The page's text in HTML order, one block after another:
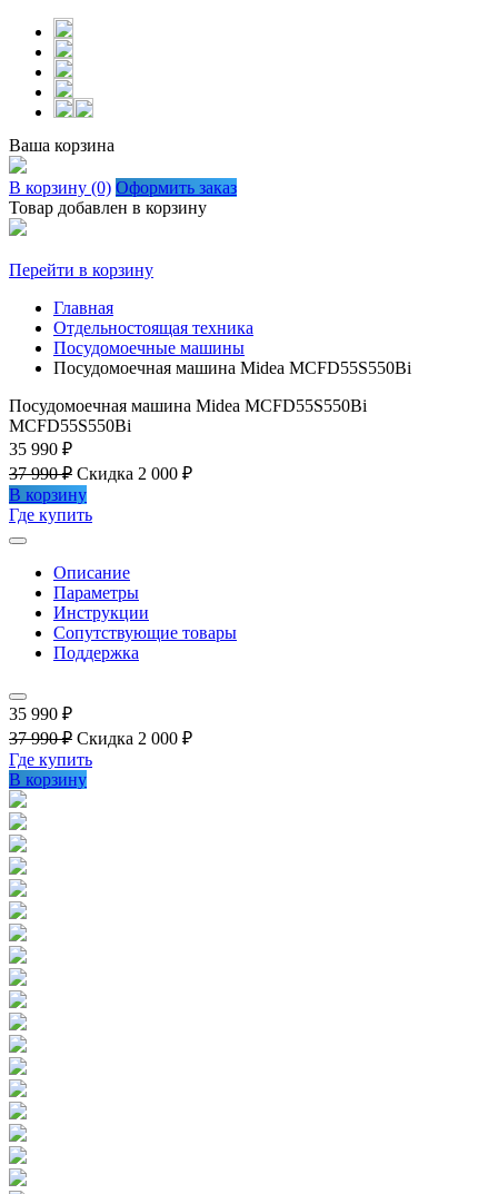
Ваша корзина
В корзину (0) Оформить заказ
Товар добавлен в корзину
Перейти в корзину
Главная
Отдельностоящая техника
Посудомоечные машины
Посудомоечная машина Midea MCFD55S550Bi
Посудомоечная машина Midea MCFD55S550Bi
MCFD55S550Bi
35 990 ₽
37 990 ₽ Скидка 2 000 ₽
В корзину
Где купить
Описание
Параметры
Инструкции
Сопутствующие товары
Поддержка
35 990 ₽
37 990 ₽ Скидка 2 000 ₽
Где купить
В корзину